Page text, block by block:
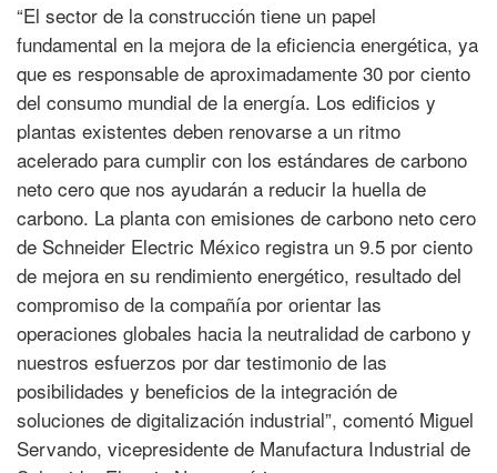
“El sector de la construcción tiene un papel
fundamental en la mejora de la eficiencia energética, ya
que es responsable de aproximadamente 30 por ciento
del consumo mundial de la energía. Los edificios y
plantas existentes deben renovarse a un ritmo
acelerado para cumplir con los estándares de carbono
neto cero que nos ayudarán a reducir la huella de
carbono. La planta con emisiones de carbono neto cero
de Schneider Electric México registra un 9.5 por ciento
de mejora en su rendimiento energético, resultado del
compromiso de la compañía por orientar las
operaciones globales hacia la neutralidad de carbono y
nuestros esfuerzos por dar testimonio de las
posibilidades y beneficios de la integración de
soluciones de digitalización industrial”, comentó Miguel
Servando, vicepresidente de Manufactura Industrial de